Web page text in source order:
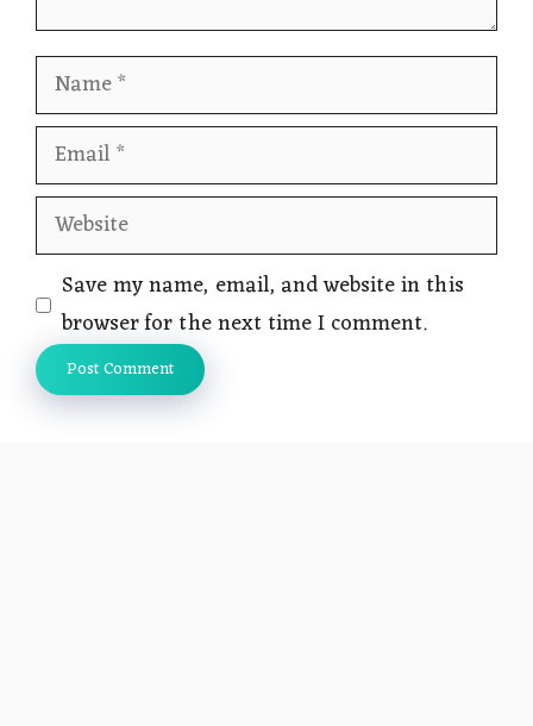
Name
Email
Website
Save my name, email, and website in this
browser for the next time I comment.